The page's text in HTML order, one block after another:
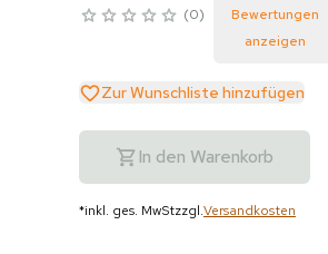
0
Bewertungen
anzeigen
Zur Wunschliste hinzufügen
In den Warenkorb
*inkl. ges. MwStzzgl.Versandkosten